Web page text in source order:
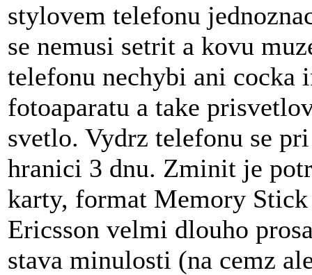
stylovem telefonu
se nemusi setrit a kovu
telefonu nechybi ani cocka
fotoaparatu a take
svetlo. Vydrz telefonu se
hranici 3 dnu. Zminit je
karty, format Memory
Ericsson velmi dlouho
stava minulosti (na cemz